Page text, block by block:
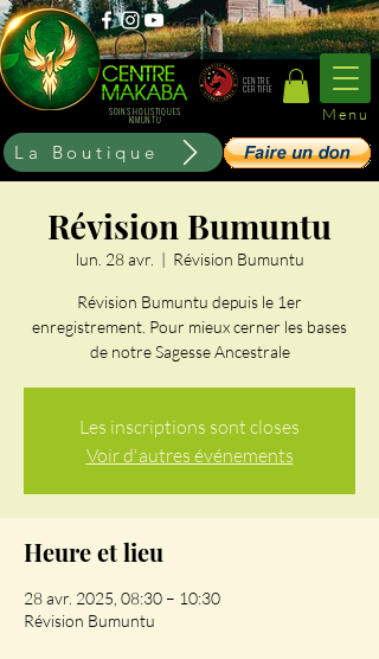
Menu
CENTRE
CERTIFIE
SOINS HOLISTIQUES
KIMUNTU
La Boutique
Révision Bumuntu
lun. 28 avr.
  |
Révision Bumuntu
Révision Bumuntu depuis le 1er
enregistrement. Pour mieux cerner les bases
de notre Sagesse Ancestrale
Les inscriptions sont closes
Voir d'autres événements
Heure et lieu
28 avr. 2025, 08:30 – 10:30
Révision Bumuntu